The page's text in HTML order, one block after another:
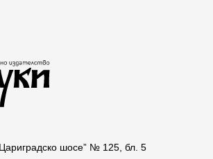
шосе” № 125, бл. 5